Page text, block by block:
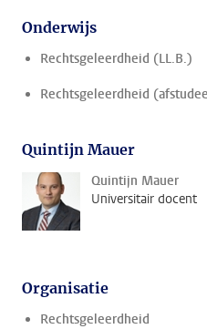
Onderwijs
Rechtsgeleerdheid (LL.B.)
Rechtsgeleerdheid
Quintijn Mauer
Quintijn Mauer
Universitair docent
Organisatie
Rechtsgeleerdheid